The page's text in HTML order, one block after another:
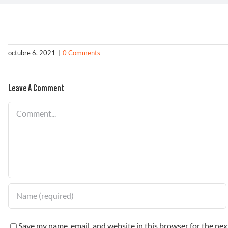
octubre 6, 2021 0 Comments
Leave A Comment
Save my name, email, and website in this browser for the